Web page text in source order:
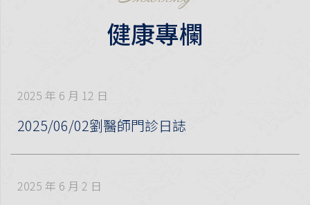
健康專欄
2025 年 6 月 12 日
2025/06/02劉醫師門診日誌
2025 年 6 月 12 日
2025/06/02劉醫師門診日誌
2025 年 6 月 2 日
2025 年 6 月 2 日